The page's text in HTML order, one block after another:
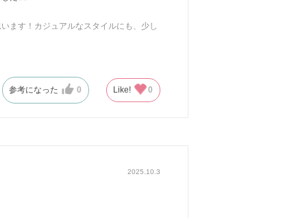
ます！カジュアルなスタイルにも、少し
参考になった 0 Like! 0
2025.10.3